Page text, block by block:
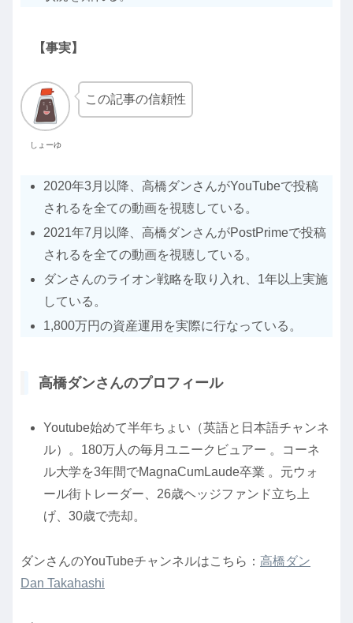
【事実】
しょーゆ
この記事の信頼性
2020年3月以降、高橋ダンさんがYouTubeで投稿
されるを全ての動画を視聴している。
2021年7月以降、高橋ダンさんがPostPrimeで投稿
されるを全ての動画を視聴している。
ダンさんのライオン戦略を取り入れ、1年以上実施
している。
1,800万円の資産運用を実際に行なっている。
高橋ダンさんのプロフィール
Youtube始めて半年ちょい（英語と日本語チャンネ
ル）。180万人の毎月ユニークビュアー 。コーネ
ル大学を3年間でMagnaCumLaude卒業 。元ウォ
ール街トレーダー、26歳ヘッジファンド立ち上
げ、30歳で売却。
ダンさんのYouTubeチャンネルはこちら： 高橋ダン
Dan Takahashi